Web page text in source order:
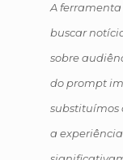
A
buscar
sobre
do prompt
substituímos
a